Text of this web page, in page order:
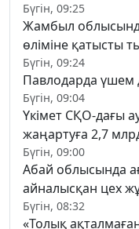
Бүгін, 09:25
Жамбыл
өліміне қатысты
Бүгін, 09:24
Павлодарда үшем
Бүгін, 09:04
Үкімет СҚО-дағы
жаңартуға 2,7
Бүгін, 09:00
Абай облысында
айналысқан цех
Бүгін, 08:32
«Толық